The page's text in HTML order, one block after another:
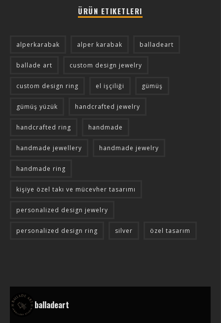
ÜRÜN ETIKETLERI
alperkarabak alper karabak balladeart
ballade art custom design jewelry
custom design ring el işçiliği gümüş
gümüş yüzük handcrafted jewelry
handcrafted ring handmade
handmade jewellery handmade jewelry
handmade ring
kişiye özel takı ve mücevher tasarımı
personalized design jewelry
personalized design ring silver özel tasarım
balladeart